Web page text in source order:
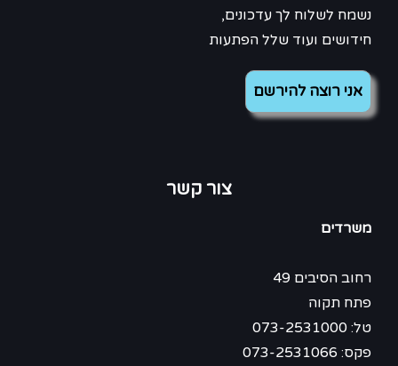
נשמח לשלוח לך עדכונים,
חידושים ועוד שלל הפתעות
צור קשר
משרדים
רחוב הסיבים 49
פתח תקוה
טל: 073-2531000
פקס: 073-2531066